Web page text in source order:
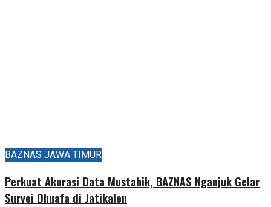
BAZNAS JAWA TIMUR
Perkuat Akurasi Data Mustahik, BAZNAS Nganjuk Gelar
Survei Dhuafa di Jatikalen